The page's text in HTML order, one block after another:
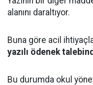
alanını daraltıyor.
Buna göre acil
yazılı ödenek
Bu durumda okul